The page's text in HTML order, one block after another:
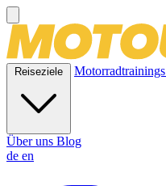
Reiseziele Motorradtrainings
Über uns Blog
de en